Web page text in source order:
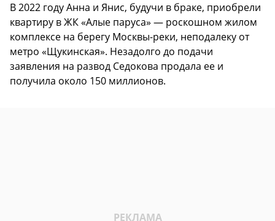
В 2022 году Анна и Янис, будучи в браке, приобрели
квартиру в ЖК «Алые паруса» — роскошном жилом
комплексе на берегу Москвы-реки, неподалеку от
метро «Щукинская». Незадолго до подачи
заявления на развод Седокова продала ее и
получила около 150 миллионов.